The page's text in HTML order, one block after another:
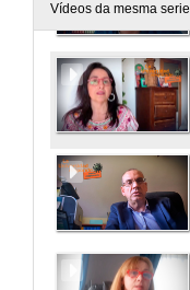
Vídeos da mesma serie